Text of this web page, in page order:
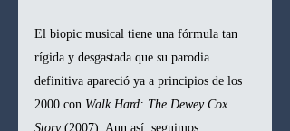
El biopic musical tiene una fórmula tan
rígida y desgastada que su parodia
definitiva apareció ya a principios de los
2000 con Walk Hard: The Dewey Cox
Story (2007). Aun así, seguimos